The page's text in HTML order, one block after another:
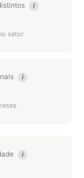
i
setor
i
i